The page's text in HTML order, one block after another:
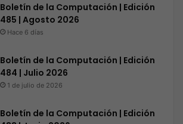
Boletín de la Computación | Edición
485 | Agosto 2026
Hace 6 días
Boletín de la Computación | Edición
484 | Julio 2026
1 de julio de 2026
Boletín de la Computación | Edición